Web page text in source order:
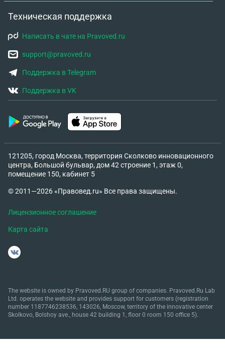
Техническая поддержка
Написать в чате на Pravoved.ru
support@pravoved.ru
Поддержка в Telegram
Поддержка в VK
121205, город Москва, территория Сколково инновационного
центра, Большой бульвар, дом 42 строение 1, этаж 0,
помещение 150, кабинет 5
© 2011—2026 «Правовед.ru» Все права защищены.
Лицензионное соглашение
Карта сайта
The website is owned by Pravoved.RU group of companies. Pravoved.Ru Lab
Ltd. operates the website and provides support for customers (registration
number 1187746238536, 143026, Moscow, territory of the innovative center
Skolkovo, Bolshoy ave., house 42 building 1, floor 0 room 150 office 5).